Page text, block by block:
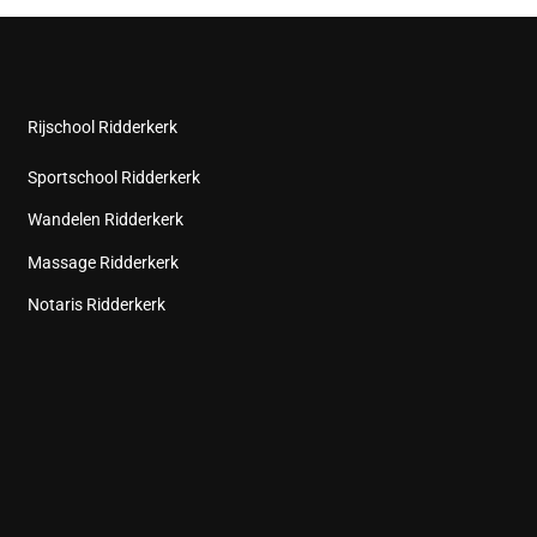
Rijschool Ridderkerk
Sportschool Ridderkerk
Wandelen Ridderkerk
Massage Ridderkerk
Notaris Ridderkerk